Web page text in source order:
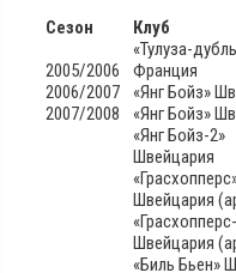
Сезон
Клуб
2005/2006
«Тулуза-
Франция
2006/2007
«Янг Бойз»
2007/2008
«Янг Бойз»
«Янг Бойз-2»
Швейцария
Швейцария
Швейцария
«Биль Бьен»